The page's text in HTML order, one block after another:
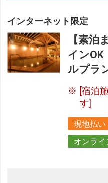
インターネット限定
【素泊
イン
ルプラ
[宿泊
す]
現地払い
オンラ